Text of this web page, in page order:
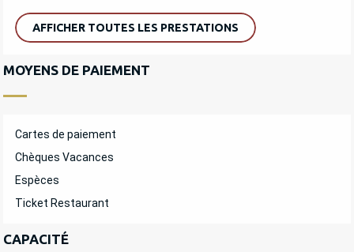
AFFICHER TOUTES LES PRESTATIONS
MOYENS DE PAIEMENT
Cartes de paiement
Chèques Vacances
Espèces
Ticket Restaurant
CAPACITÉ